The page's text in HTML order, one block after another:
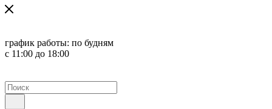
график работы: по будням
с 11:00 до 18:00